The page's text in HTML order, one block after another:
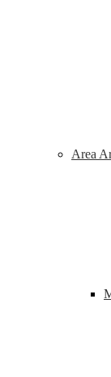
Area